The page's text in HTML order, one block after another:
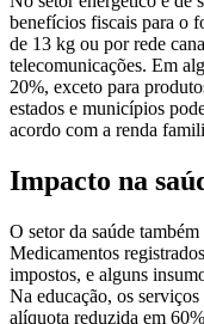
benefícios fiscais para o
de 13 kg ou por rede
telecomunicações. Em
20%, exceto para
estados e municípios
acordo com a renda
Impacto na
O setor da saúde
Medicamentos
impostos, e alguns
Na educação, os
alíquota reduzida em